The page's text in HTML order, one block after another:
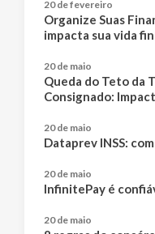
20 de fevereiro
Organize Suas
impacta sua vida
20 de maio
Queda do Teto da
Consignado:
20 de maio
Dataprev INSS:
20 de maio
InfinitePay é
20 de maio